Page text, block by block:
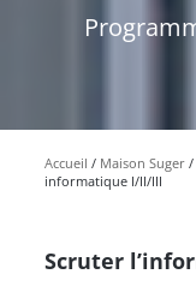
Accueil Maison Suger
informatique I/II/III
Scruter